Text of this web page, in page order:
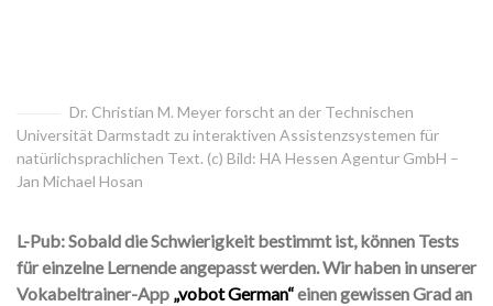
Dr. Christian M. Meyer forscht an der Technischen
Universität Darmstadt zu interaktiven Assistenzsystemen für
natürlichsprachlichen Text. (c) Bild: HA Hessen Agentur GmbH –
Jan Michael Hosan
L-Pub: Sobald die Schwierigkeit bestimmt ist, können Tests
für einzelne Lernende angepasst werden. Wir haben in unserer
Vokabeltrainer-App „vobot German“einen gewissen Grad an